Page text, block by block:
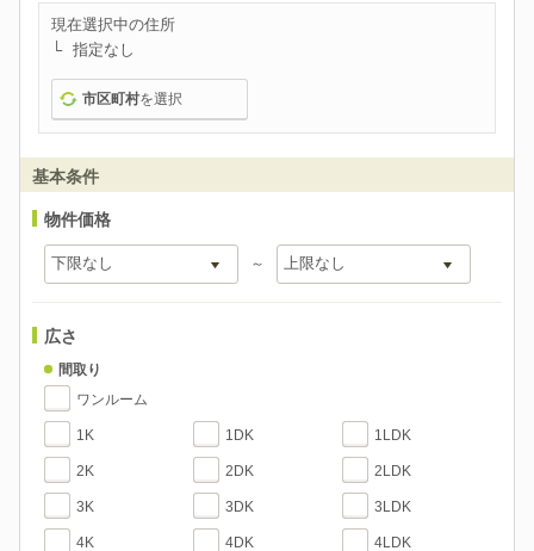
現在選択中の住所
指定なし
市区町村を選択
基本条件
物件価格
～
広さ
間取り
ワンルーム
1K 1DK 1LDK
2K 2DK 2LDK
3K 3DK 3LDK
4K 4DK 4LDK